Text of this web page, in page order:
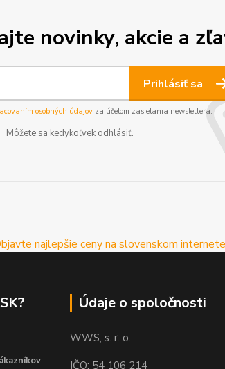
novinky, akcie a
Prihlásiť sa
osobných údajovza účelom zasielania newslettera.
Môžete sa kedykoľvek odhlásiť.
Údaje o spoločnosti
WWS, s. r. o.
IČO: 54 106 214